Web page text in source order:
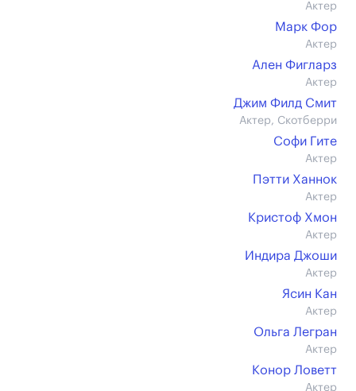
Актер
Марк Фор
Актер
Ален Фигларз
Актер
Джим Филд Смит
Актер, Скотберри
Софи Гите
Актер
Пэтти Ханнок
Актер
Кристоф Хмон
Актер
Индира Джоши
Актер
Ясин Кан
Актер
Ольга Легран
Актер
Конор Ловетт
Актер